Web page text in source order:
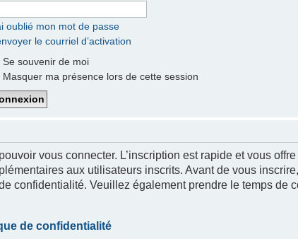
oublié mon mot de passe
le courriel d’activation
Se souvenir de moi
Masquer ma présence lors de cette session
vous connecter. L’inscription est rapide et vous
aux utilisateurs inscrits. Avant de vous
confidentialité. Veuillez également prendre le temps de
de confidentialité